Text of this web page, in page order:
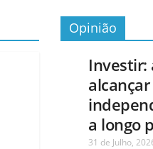
Opinião
Investir:
alcançar
a longo
31 de Julho,